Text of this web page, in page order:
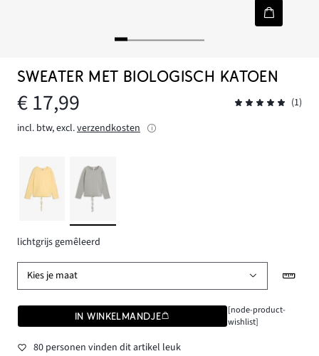
SWEATER MET BIOLOGISCH KATOEN
€ 17,99
(1)
incl. btw, excl.verzendkosten
lichtgrijs gemêleerd
Kies je maat
IN WINKELMANDJE
[node-product-
wishlist]
80 personen vinden dit artikel leuk